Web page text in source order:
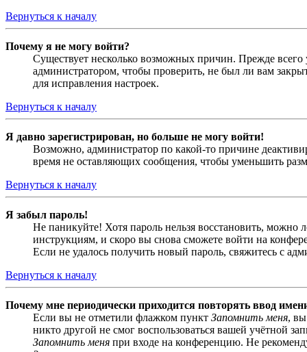
Вернуться к началу
Почему я не могу войти?
Существует несколько возможных причин. Прежде всего
администратором, чтобы проверить, не был ли вам
для исправления настроек.
Вернуться к началу
Я давно зарегистрирован, но больше не могу войти!
Возможно, администратор по какой-то причине
время не оставляющих сообщения, чтобы уменьшить
Вернуться к началу
Я забыл пароль!
Не паникуйте! Хотя пароль нельзя восстановить,
инструкциям, и скоро вы снова сможете войти на
Если не удалось получить новый пароль, свяжитесь с
Вернуться к началу
Почему мне периодически приходится повторять ввод
Если вы не отметили флажком пункт Запомнить меня, вы
никто другой не смог воспользоваться вашей учётной
Запомнить меня при входе на конференцию. Не